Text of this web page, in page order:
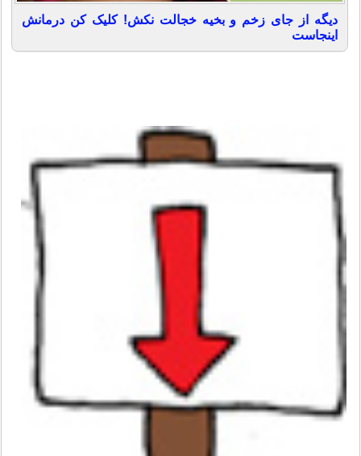
دیگه از جای زخم و بخیه خجالت نکش! کلیک کن درمانش
اینجاست